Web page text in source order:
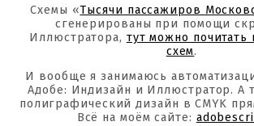
Схемы «Тысячи пассажиров
сгенерированы при помощи
Иллюстратора, тут можно почитать
схем.
И вообще я занимаюсь
Адобе: Индизайн и Иллюстратор. А
полиграфический дизайн в CMYK
Всё на моём сайте: